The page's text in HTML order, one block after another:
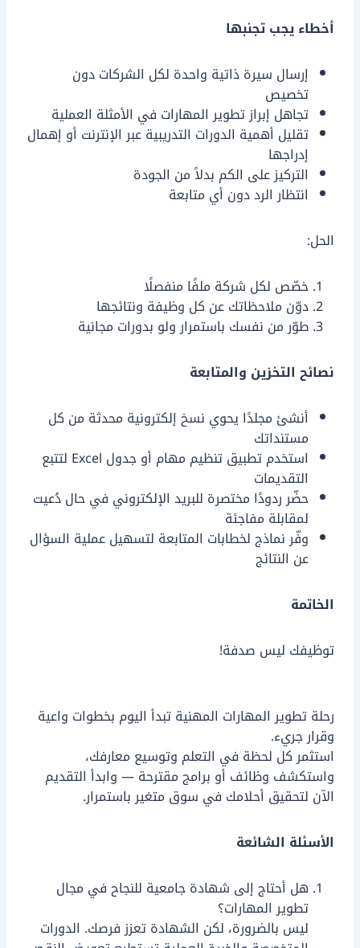
أخطاء يجب تجنبها
إرسال سيرة ذاتية واحدة لكل الشركات دون
تخصيص
تجاهل إبراز تطوير المهارات في الأمثلة العملية
تقليل أهمية الدورات التدريبية عبر الإنترنت أو إهمال
إدراجها
التركيز على الكم بدلاً من الجودة
انتظار الرد دون أي متابعة
الحل:
خصّص لكل شركة ملفًا منفصلًا
دوّن ملاحظاتك عن كل وظيفة ونتائجها
طوّر من نفسك باستمرار ولو بدورات مجانية
نصائح التخزين والمتابعة
أنشئ مجلدًا يحوي نسخ إلكترونية محدثة من كل
مستنداتك
استخدم تطبيق تنظيم مهام أو جدول Excel لتتبع
التقديمات
حضّر ردودًا مختصرة للبريد الإلكتروني في حال دُعيت
لمقابلة مفاجئة
وفّر نماذج لخطابات المتابعة لتسهيل عملية السؤال
عن النتائج
الخاتمة
توظيفك ليس صدفة!
رحلة تطوير المهارات المهنية تبدأ اليوم بخطوات واعية
وقرار جريء.
استثمر كل لحظة في التعلم وتوسيع معارفك،
واستكشف وظائف أو برامج مقترحة — وابدأ التقديم
الآن لتحقيق أحلامك في سوق متغير باستمرار.
الأسئلة الشائعة
هل أحتاج إلى شهادة جامعية للنجاح في مجال
تطوير المهارات؟
ليس بالضرورة، لكن الشهادة تعزز فرصك. الدورات